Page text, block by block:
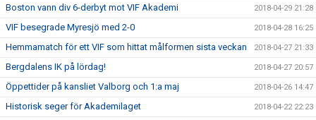
Boston vann div 6-derbyt mot VIF Akademi 2018-04-29 21:28
VIF besegrade Myresjö med 2-0 2018-04-28 16:25
Hemmamatch för ett VIF som hittat målformen sista veckan 2018-04-27 21:33
Bergdalens IK på lördag! 2018-04-27 20:57
Öppettider på kansliet Valborg och 1:a maj 2018-04-26 14:47
Historisk seger för Akademilaget 2018-04-22 22:23